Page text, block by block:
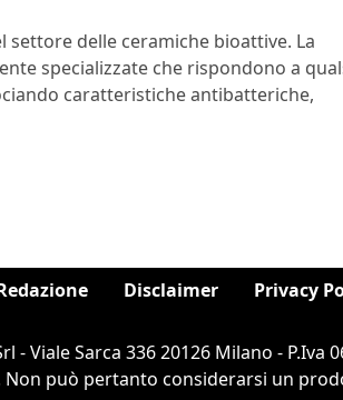
settore delle ceramiche bioattive. La
specializzate che rispondono a
caratteristiche antibatteriche,
Disclaimer Privacy
Viale Sarca 336 20126 Milano -
può pertanto considerarsi un